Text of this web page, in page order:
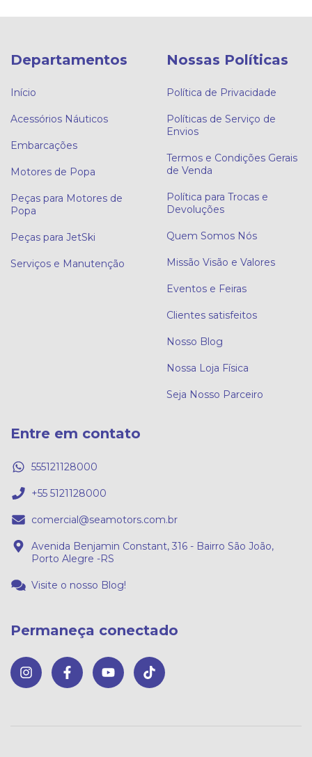
Departamentos
Início
Acessórios Náuticos
Embarcações
Motores de Popa
Peças para Motores de
Popa
Peças para JetSki
Serviços e Manutenção
Nossas Políticas
Política de Privacidade
Políticas de Serviço de
Envios
Termos e Condições Gerais
de Venda
Política para Trocas e
Devoluções
Quem Somos Nós
Missão Visão e Valores
Eventos e Feiras
Clientes satisfeitos
Nosso Blog
Nossa Loja Física
Seja Nosso Parceiro
Entre em contato
555121128000
+55 5121128000
comercial@seamotors.com.br
Avenida Benjamin Constant, 316 - Bairro São João,
Porto Alegre -RS
Visite o nosso Blog!
Permaneça conectado